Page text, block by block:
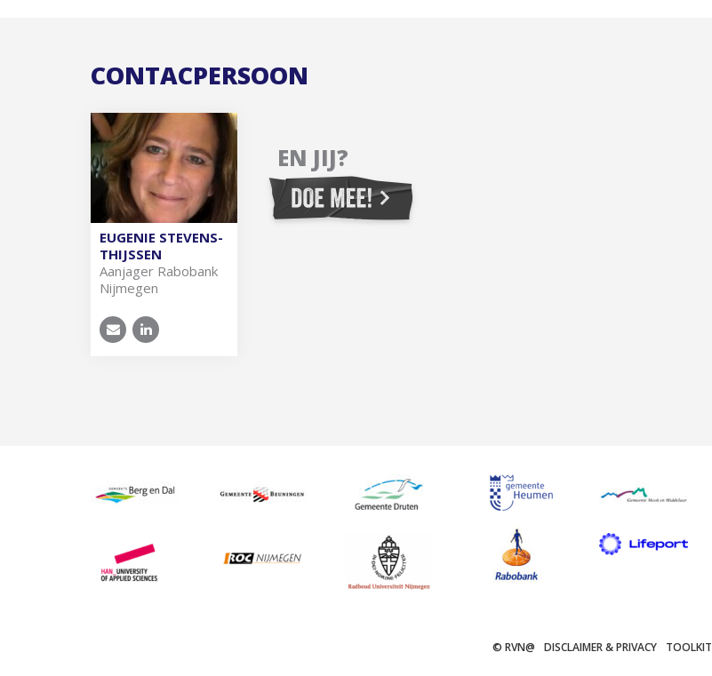
CONTACPERSOON
EUGENIE STEVENS-
THIJSSEN
Aan­ja­ger Ra­bo­bank
Nijmegen
EN JIJ?
© RVN@ DISCLAIMER & PRIVACY TOOLKIT